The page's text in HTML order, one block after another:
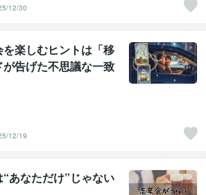
12/30
を楽しむヒントは「移
告げた不思議な一致
12/19
あなただけ”じゃない